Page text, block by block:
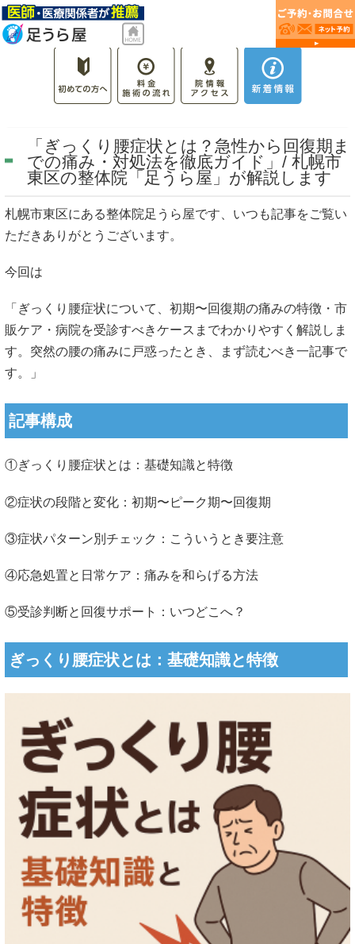
「ぎっくり腰症状とは？急性から回復期ま
での痛み・対処法を徹底ガイド」/ 札幌市
東区の整体院「足うら屋」が解説します
札幌市東区にある整体院足うら屋です、いつも記事をご覧い
ただきありがとうございます。
今回は
「ぎっくり腰症状について、初期〜回復期の痛みの特徴・市
販ケア・病院を受診すべきケースまでわかりやすく解説しま
す。突然の腰の痛みに戸惑ったとき、まず読むべき一記事で
す。」
記事構成
①ぎっくり腰症状とは：基礎知識と特徴
②症状の段階と変化：初期〜ピーク期〜回復期
③症状パターン別チェック：こういうとき要注意
④応急処置と日常ケア：痛みを和らげる方法
⑤受診判断と回復サポート：いつどこへ？
ぎっくり腰症状とは：基礎知識と特徴